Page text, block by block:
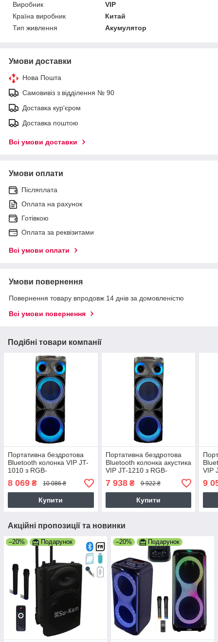
Виробник
VIP
Країна виробник
Китай
Тип живлення
Акумулятор
Умови доставки
Нова Пошта
Самовивіз з відділення № 90
Доставка кур'єром
Доставка поштою
Всі умови доставки
Умови оплати
Післяплата
Оплата на рахунок
Готівкою
Оплата за реквізитами
Всі умови оплати
Умови повернення
Повернення товару впродовж 14 днів за домовленістю
Всі умови повернення
Подібні товари компанії
Портативна бездротова
Bluetooth колонка VIP JT-
1010 з RGB-
підсвічуванням та 2-ма
мікрофонами на колесах,
7Ah, 40000W,
8 069 ₴ 10 086 ₴
Купити
Портативна бездротова
Bluetooth колонка акустика
VIP JT-1210 з RGB-
підсвічуванням та 2-ма
мікрофонами на колесах
караоке, 7Ah,
7 938₴ 9 922 ₴
Купити
VIP
9
Акційні пропозиції та новинки
–20% Подарунок –20% Подарунок